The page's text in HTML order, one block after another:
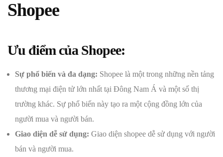
Shopee
Ưu điểm của Shopee:
Sự phổ biến và đa dạng: Shopee là một trong những nền tảng
thương mại điện tử lớn nhất tại Đông Nam Á và một số thị
trường khác. Sự phổ biến này tạo ra một cộng đồng lớn của
người mua và người bán.
Giao diện dễ sử dụng: Giao diện shopee dễ sử dụng với người
bán và người mua.